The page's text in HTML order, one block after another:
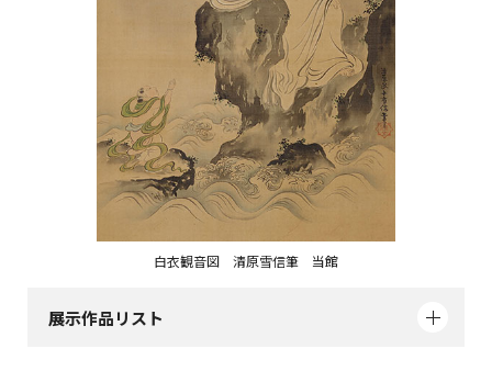
白衣観音図 清原雪信筆 当館
展示作品リスト